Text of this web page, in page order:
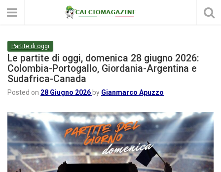
Partite di oggi
Le partite di oggi, domenica 28 giugno 2026:
Colombia-Portogallo, Giordania-Argentina e
Sudafrica-Canada
Posted on 28 Giugno 2026 by Gianmarco Apuzzo